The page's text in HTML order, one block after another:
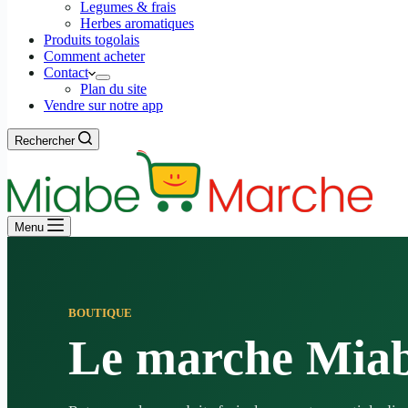
Legumes & frais
Herbes aromatiques
Produits togolais
Comment acheter
Contact
Plan du site
Vendre sur notre app
Rechercher
Menu
BOUTIQUE
Le marche